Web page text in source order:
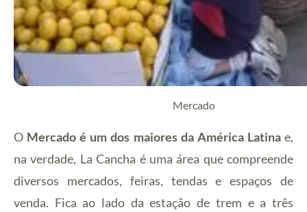
Mercado
O Mercado é um dos maiores da América Latinae,
na verdade, La Cancha é uma área que compreende
diversos mercados, feiras, tendas e espaços de
venda. Fica ao lado da estação de trem e a três